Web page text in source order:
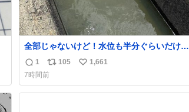
全部じゃないけど！水位も半分ぐらいだけ
ど！水が来はじめたよ！！！ 作業してくれた
方々ありがとーーー
ー！！！！！！！！！！！！！！！！！！！
！！！！！！！
返
信
数
1
リ
ポ
ス
105
い
ね
1,661
7時間前